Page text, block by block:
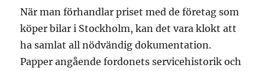
När man förhandlar priset med de företag som
köper bilar i Stockholm, kan det vara klokt att
ha samlat all nödvändig dokumentation.
Papper angående fordonets servicehistorik och